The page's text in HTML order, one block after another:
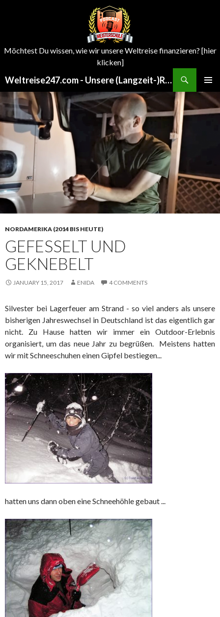
Möchtest Du wissen, wie wir unsere Weltreise finanzieren? [hier
klicken]
Weltreise247.com - Unsere (Langzeit-)Reisen um die Welt
MENU
TO
CONTENT
NORDAMERIKA (2014 BIS HEUTE)
GEFESSELT UND
GEKNEBELT
JANUARY 15, 2017 ENIDA 4 COMMENTS
Silvester bei Lagerfeuer am Strand - so viel anders als unsere
bisherigen Jahreswechsel in Deutschland ist das eigentlich gar
nicht. Zu Hause hatten wir immer ein Outdoor-Erlebnis
organisiert, um das neue Jahr zu begrüßen. Meistens hatten
wir mit Schneeschuhen einen Gipfel bestiegen...
hatten uns dann oben eine Schneehöhle gebaut ...